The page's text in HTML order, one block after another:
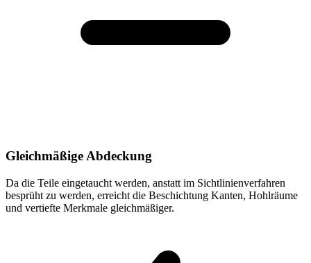
Gleichmäßige Abdeckung
Da die Teile eingetaucht werden, anstatt im Sichtlinienverfahren
besprüht zu werden, erreicht die Beschichtung Kanten, Hohlräume
und vertiefte Merkmale gleichmäßiger.